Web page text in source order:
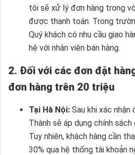
tôi sẽ xử lý đơn hàng trong
được thanh toán. Trong
Quý khách có nhu cầu giao
hệ với nhân viên bán hàng.
2. Đối với các đơn đặt
đơn hàng trên 20 triệu
Tại Hà Nội: Sau khi xác nhận
Thành sẽ áp dụng chính
Tuy nhiên, khách hàng cần
30% qua hệ thống tài khoản